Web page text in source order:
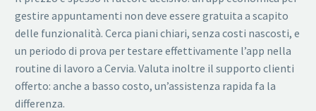
gestire appuntamenti non deve essere gratuita a scapito
delle funzionalità. Cerca piani chiari, senza costi nascosti, e
un periodo di prova per testare effettivamente l’app nella
routine di lavoro a Cervia. Valuta inoltre il supporto clienti
offerto: anche a basso costo, un’assistenza rapida fa la
differenza.